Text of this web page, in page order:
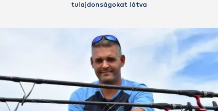
tulajdonságokat látva